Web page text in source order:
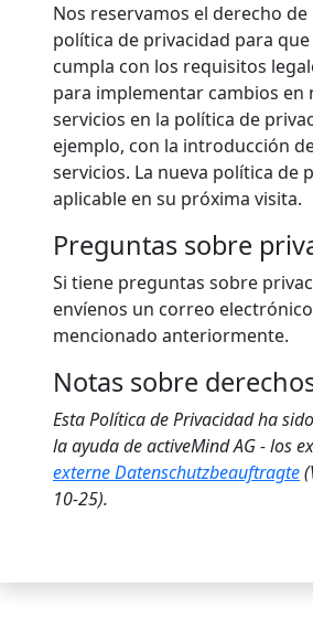
Nos reservamos el derecho
política de privacidad para
cumpla con los requisitos
para implementar cambios en
servicios en la política de
ejemplo, con la introducción
servicios. La nueva política de
aplicable en su próxima visita.
Preguntas sobre
Si tiene preguntas sobre
envíenos un correo
mencionado anteriormente.
Notas sobre
Esta Política de Privacidad ha
la ayuda de activeMind AG - los
externe Datenschutzbeauftragte
10-25).